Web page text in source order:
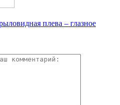
плева – глазное